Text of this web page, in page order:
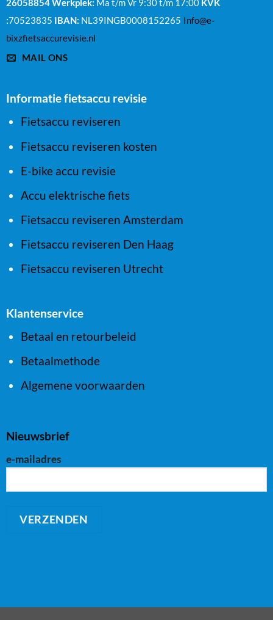
:70523835 IBAN: NL39INGB0008152265 Info@e-
bixzfietsaccurevisie.nl
MAIL ONS
Informatie fietsaccu revisie
Fietsaccu reviseren
Fietsaccu reviseren kosten
E-bike accu revisie
Accu elektrische fiets
Fietsaccu reviseren Amsterdam
Fietsaccu reviseren Den Haag
Fietsaccu reviseren Utrecht
Klantenservice
Betaal en retourbeleid
Betaalmethode
Algemene voorwaarden
Nieuwsbrief
e-mailadres